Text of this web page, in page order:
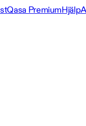
Qasa PremiumHjälp